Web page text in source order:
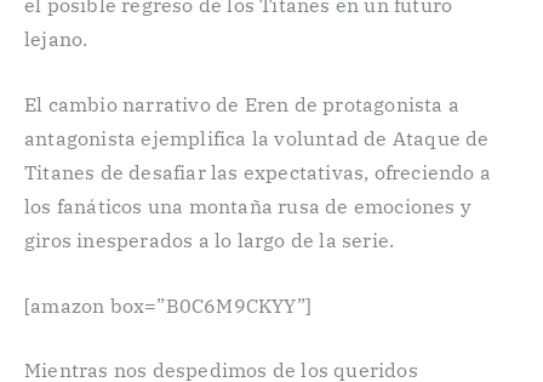
el posible regreso de los Titanes en un futuro
lejano.
El cambio narrativo de Eren de protagonista a
antagonista ejemplifica la voluntad de Ataque de
Titanes de desafiar las expectativas, ofreciendo a
los fanáticos una montaña rusa de emociones y
giros inesperados a lo largo de la serie.
[amazon box=”B0C6M9CKYY”]
Mientras nos despedimos de los queridos